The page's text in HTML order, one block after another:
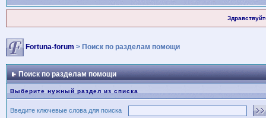
Fortuna-forum > Поиск по разделам помощи
Поиск по разделам помощи
Выберите нужный раздел из списка
Введите ключевые слова для поиска